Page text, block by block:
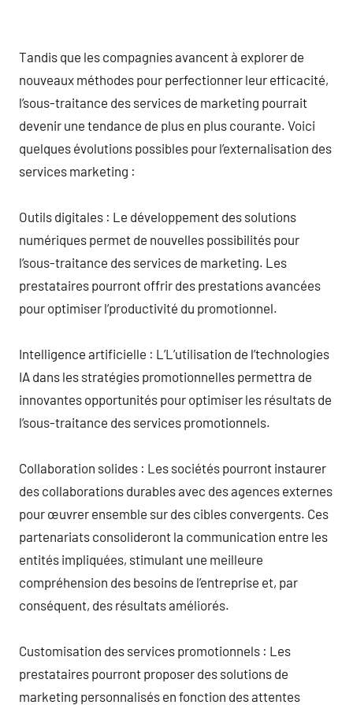
Tandis que les compagnies avancent à explorer de
nouveaux méthodes pour perfectionner leur efficacité,
l’sous-traitance des services de marketing pourrait
devenir une tendance de plus en plus courante. Voici
quelques évolutions possibles pour l’externalisation des
services marketing :
Outils digitales : Le développement des solutions
numériques permet de nouvelles possibilités pour
l’sous-traitance des services de marketing. Les
prestataires pourront offrir des prestations avancées
pour optimiser l’productivité du promotionnel.
Intelligence artificielle : L’L’utilisation de l’technologies
IA dans les stratégies promotionnelles permettra de
innovantes opportunités pour optimiser les résultats de
l’sous-traitance des services promotionnels.
Collaboration solides : Les sociétés pourront instaurer
des collaborations durables avec des agences externes
pour œuvrer ensemble sur des cibles convergents. Ces
partenariats consolideront la communication entre les
entités impliquées, stimulant une meilleure
compréhension des besoins de l’entreprise et, par
conséquent, des résultats améliorés.
Customisation des services promotionnels : Les
prestataires pourront proposer des solutions de
marketing personnalisés en fonction des attentes